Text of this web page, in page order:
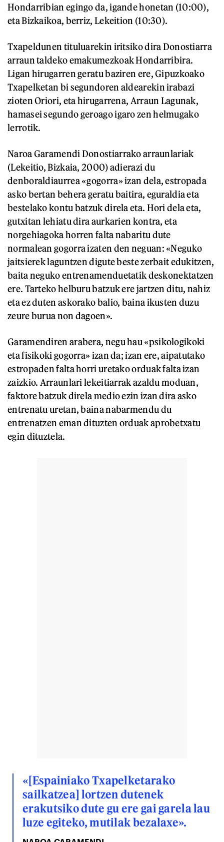
Hondarribian egingo da, igande honetan (10:00),
eta Bizkaikoa, berriz, Lekeition (10:30).
Txapeldunen tituluarekin iritsiko dira Donostiarra
arraun taldeko emakumezkoak Hondarribira.
Ligan hirugarren geratu baziren ere, Gipuzkoako
Txapelketan bi segundoren aldearekin irabazi
zioten Oriori, eta hirugarrena, Arraun Lagunak,
hamasei segundo geroago igaro zen helmugako
lerrotik.
Naroa Garamendi Donostiarrako arraunlariak
(Lekeitio, Bizkaia, 2000) adierazi du
denboraldiaurrea «gogorra» izan dela, estropada
asko bertan behera geratu baitira, eguraldia eta
bestelako kontu batzuk direla eta. Hori dela eta,
gutxitan lehiatu dira aurkarien kontra, eta
norgehiagoka horren falta nabaritu dute
normalean gogorra izaten den neguan: «Neguko
jaitsierek laguntzen digute beste zerbait edukitzen,
baita neguko entrenamenduetatik deskonektatzen
ere. Tarteko helburu batzuk ere jartzen ditu, nahiz
eta ez duten askorako balio, baina ikusten duzu
zeure burua non dagoen».
Garamendiren arabera, negu hau «psikologikoki
eta fisikoki gogorra» izan da; izan ere, aipatutako
estropaden falta horri uretako orduak falta izan
zaizkio. Arraunlari lekeitiarrak azaldu moduan,
faktore batzuk direla medio ezin izan dira asko
entrenatu uretan, baina nabarmendu du
entrenatzen eman dituzten orduak aprobetxatu
egin dituztela.
«[Espainiako Txapelketarako
sailkatzea] lortzen dutenek
erakutsiko dute gu ere gai garela lau
luze egiteko, mutilak bezalaxe».